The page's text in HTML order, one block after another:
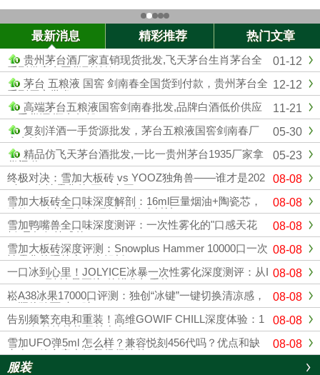
最新消息 精彩推荐 热门文章
01-12
贵州茅台酒厂家直销现货批发,飞天茅台生肖茅台全
系列供应全国货到付款
12-12
茅台 五粮液 国窖 剑南春全国货到付款，贵州茅台全
系列厂家批发
11-21
高端茅台五粮液国窖剑南春批发,品牌白酒低价供应
一手货源 顺丰包邮
05-30
复刻洋酒一手货源批发，茅台五粮液国窖剑南春厂
家直销
05-23
精品仿飞天茅台酒批发,一比一贵州茅台1935厂家拿
货渠道
08-08
终极对决：雪加大板砖 vs YOOZ独角兽——谁才是202
6年一次性雾化的“万口之王”？
08-08
雪加大板砖全口味深度解剖：16ml巨量烟油+陶瓷芯，
这款“一次性天花板”到底凭什么封神？
08-08
雪加鸭嘴兽全口味深度测评：一次性雾化的"口感天花
板"是如何炼成的？
08-08
雪加大板砖深度评测：Snowplus Hammer 10000口一次
性雾化的硬核实力全解析
08-08
一口冰到心里！JOLYICE冰暴一次性雾化深度测评：从I
CEMAX到"冰暴正统"的进化与重构
08-08
崧A38冰果17000口评测：独创“冰键”一键切换清凉感，
一瓶体验两种口味！
08-08
告别频繁充电和重装！高维GOWIF CHILL深度体验：1
8000超长续航能坚持多久？
08-08
雪加UFO弹5ml 怎么样？兼容悦刻456代吗？优点和缺
点在一篇文章中解释得很清楚
服装